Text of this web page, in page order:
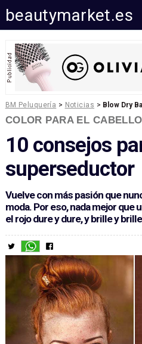
beautymarket.es
BM Peluquería > Noticias > Blow Dry
COLOR PARA EL CABELLO
10 consejos
superseductor
Vuelve con más pasión que
moda. Por eso, nada mejor que
el rojo dure y dure, y brille y